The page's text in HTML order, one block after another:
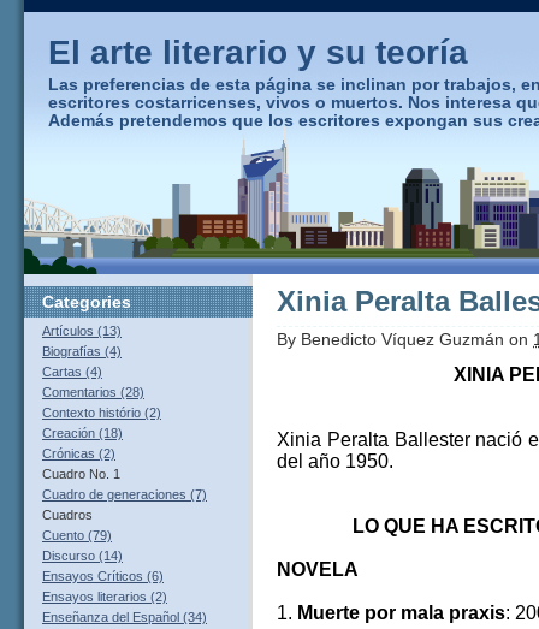
El arte literario y su teoría
Las preferencias de esta página se inclinan por trabajos,
escritores costarricenses, vivos o muertos. Nos interesa
Además pretendemos que los escritores expongan sus
Xinia Peralta
By Benedicto Víquez Guzmán on
XINIA
Xinia Peralta Ballester nació
del año 1950.
LO QUE HA
NOVELA
1. Muerte por mala praxis:
Categories
Artículos (13)
Biografías (4)
Cartas (4)
Comentarios (28)
Contexto histório (2)
Creación (18)
Crónicas (2)
Cuadro No. 1
Cuadro de generaciones (7)
Cuadros
Cuento (79)
Discurso (14)
Ensayos Críticos (6)
Ensayos literarios (2)
Enseñanza del Español (34)